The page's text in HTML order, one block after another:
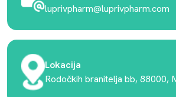
luprivpharm@luprivpharm.com
Lokacija
Rodočkih branitelja bb, 88000,